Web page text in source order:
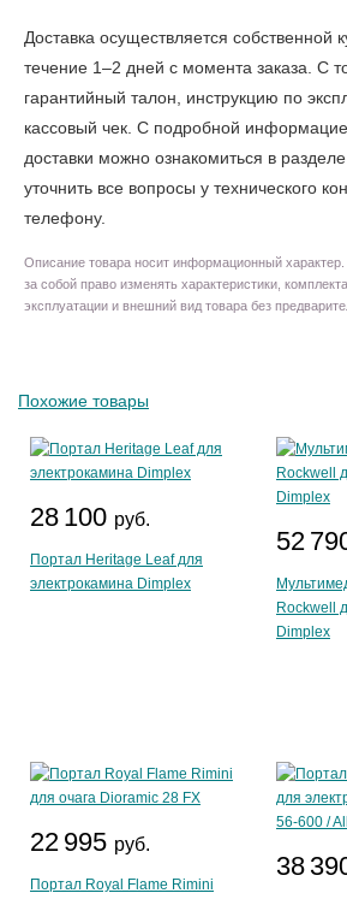
Доставка осуществляется собственной
течение 1–2 дней с момента заказа. С
гарантийный талон, инструкцию по
кассовый чек. С подробной
доставки можно ознакомиться в
уточнить все вопросы у технического
телефону.
Описание товара носит информационный характер.
за собой право изменять характеристики,
эксплуатации и внешний вид товара без
Похожие товары
28 100 руб.
Портал Heritage Leaf для
электрокамина Dimplex
52
Roсkwell
Dimplex
22 995 руб.
Портал Royal Flame Rimini
38